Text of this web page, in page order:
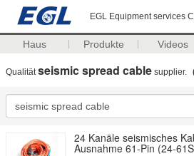
EGL Equipment services
Haus Produkte Videos
Qualitätseismic spread cable supplier.
24 Kanäle seismisches
Ausnahme 61-Pin (24-